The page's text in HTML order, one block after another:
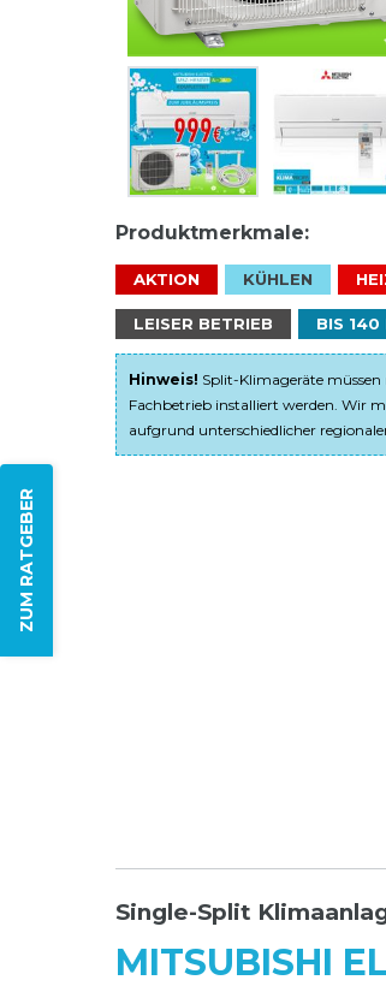
ZUM RATGEBER
Produktmerkmale:
AKTION KÜHLEN
LEISER BETRIEB BIS 140
Hinweis! Split-Klimageräte
Fachbetrieb installiert werden. Wir
aufgrund unterschiedlicher
Single-Split
MITSUBISHI